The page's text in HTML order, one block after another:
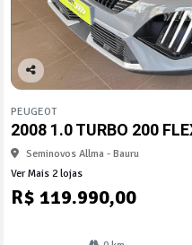
Co
arti
lhe
PEUGEOT
2008 1.0 TURBO 200
Seminovos Allma - Bauru
Ver Mais 2 lojas
R$ 119.990,00